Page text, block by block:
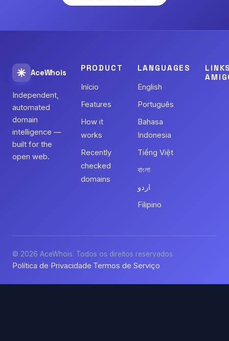
AceWhois
Independent,
automated
domain
intelligence —
built for the
open web.
PRODUCT
Início
Features
How it
works
Recently
checked
domains
LANGUAGES
English
Português
Bahasa
Indonesia
Tiếng Việt
বাংলা
اردو
Filipino
© 2026 AceWhois. Todos os direitos reservados.
Política de Privacidade·Termos de Serviço